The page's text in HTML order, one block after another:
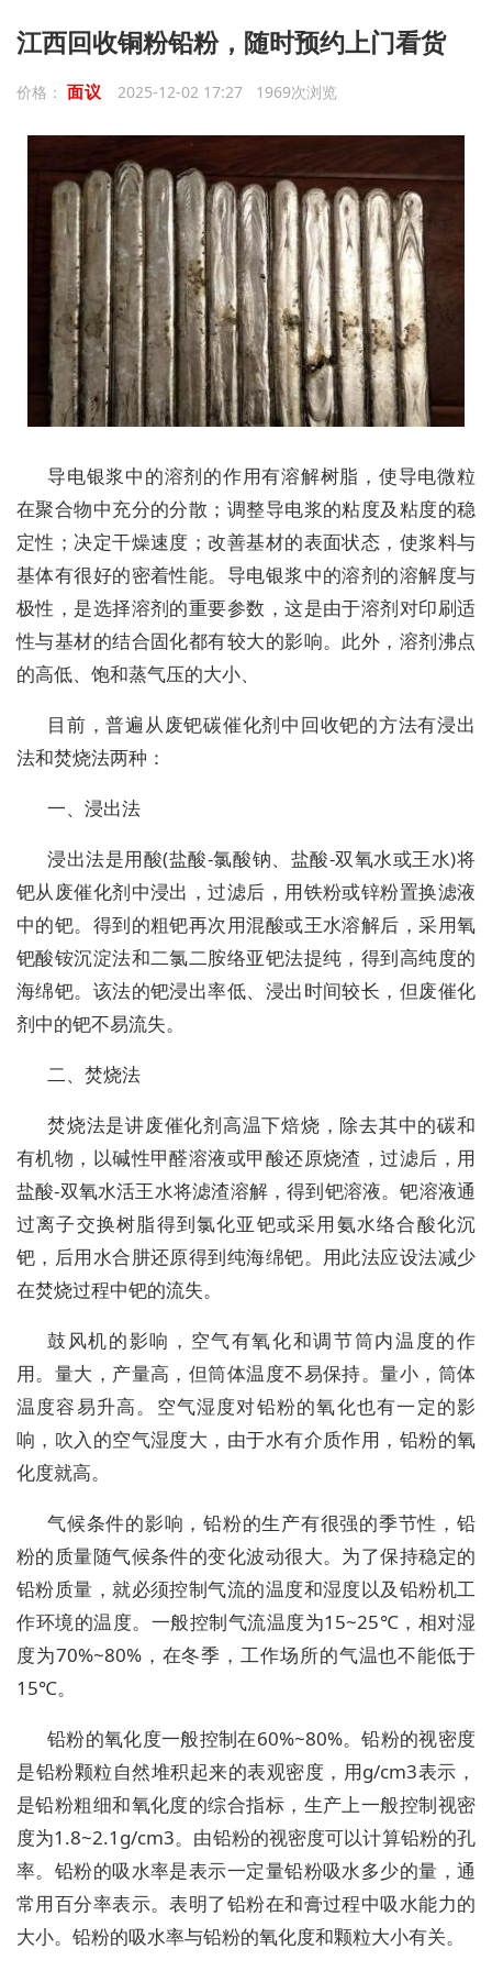
江西回收铜粉铅粉，随时预约上门看货
价格： 面议 2025-12-02 17:27 1969次浏览
导电银浆中的溶剂的作用有溶解树脂，使导电微粒
在聚合物中充分的分散；调整导电浆的粘度及粘度的稳
定性；决定干燥速度；改善基材的表面状态，使浆料与
基体有很好的密着性能。导电银浆中的溶剂的溶解度与
极性，是选择溶剂的重要参数，这是由于溶剂对印刷适
性与基材的结合固化都有较大的影响。此外，溶剂沸点
的高低、饱和蒸气压的大小、
目前，普遍从废钯碳催化剂中回收钯的方法有浸出
法和焚烧法两种：
一、浸出法
浸出法是用酸(盐酸-氯酸钠、盐酸-双氧水或王水)将
钯从废催化剂中浸出，过滤后，用铁粉或锌粉置换滤液
中的钯。得到的粗钯再次用混酸或王水溶解后，采用氧
钯酸铵沉淀法和二氯二胺络亚钯法提纯，得到高纯度的
海绵钯。该法的钯浸出率低、浸出时间较长，但废催化
剂中的钯不易流失。
二、焚烧法
焚烧法是讲废催化剂高温下焙烧，除去其中的碳和
有机物，以碱性甲醛溶液或甲酸还原烧渣，过滤后，用
盐酸-双氧水活王水将滤渣溶解，得到钯溶液。钯溶液通
过离子交换树脂得到氯化亚钯或采用氨水络合酸化沉
钯，后用水合肼还原得到纯海绵钯。用此法应设法减少
在焚烧过程中钯的流失。
鼓风机的影响，空气有氧化和调节筒内温度的作
用。量大，产量高，但筒体温度不易保持。量小，筒体
温度容易升高。空气湿度对铅粉的氧化也有一定的影
响，吹入的空气湿度大，由于水有介质作用，铅粉的氧
化度就高。
气候条件的影响，铅粉的生产有很强的季节性，铅
粉的质量随气候条件的变化波动很大。为了保持稳定的
铅粉质量，就必须控制气流的温度和湿度以及铅粉机工
作环境的温度。一般控制气流温度为15~25℃，相对湿
度为70%~80%，在冬季，工作场所的气温也不能低于
15℃。
铅粉的氧化度一般控制在60%~80%。铅粉的视密度
是铅粉颗粒自然堆积起来的表观密度，用g/cm3表示，
是铅粉粗细和氧化度的综合指标，生产上一般控制视密
度为1.8~2.1g/cm3。由铅粉的视密度可以计算铅粉的孔
率。铅粉的吸水率是表示一定量铅粉吸水多少的量，通
常用百分率表示。表明了铅粉在和膏过程中吸水能力的
大小。铅粉的吸水率与铅粉的氧化度和颗粒大小有关。